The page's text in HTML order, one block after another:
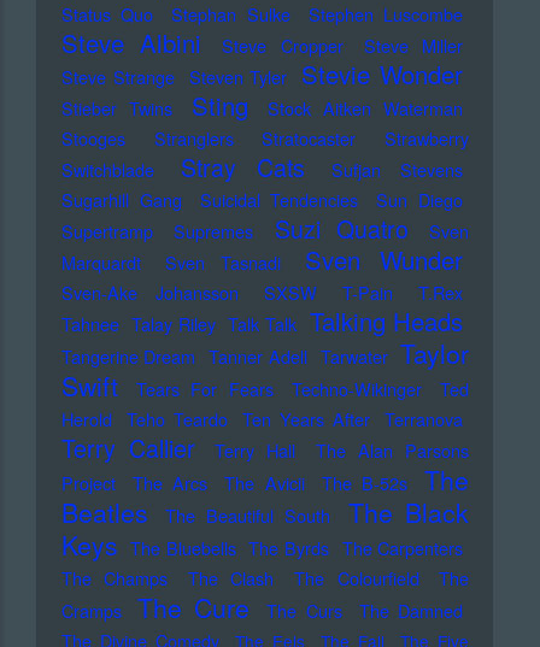
Status Quo
Stephan Sulke Stephen Luscombe
Steve Albini Steve Cropper
Steve Miller
Steve Strange Steven Tyler Stevie Wonder
Stieber Twins Sting
Stock Aitken Waterman
Stooges
Stranglers Stratocaster
Strawberry
Switchblade
Stray Cats
Sufjan Stevens
Sugarhill Gang
Suicidal Tendencies
Sun Diego
Supertramp
Supremes Suzi Quatro
Sven
Marquardt
Sven Tasnadi Sven Wunder
Sven-Ake Johansson SXSW T-Pain
T.Rex
Tahnee Talay Riley Talk Talk Talking Heads
Tangerine Dream Tanner Adell Tarwater Taylor
Swift
Tears For Fears Techno-Wikinger
Ted
Herold
Teho Teardo Ten Years After Terranova
Terry Callier Terry Hall
The Alan Parsons
Project
The Arcs The Avicii The B-52s
The
Beatles
The Beautiful South
The Black
Keys The Bluebells The Byrds The Carpenters
The Champs
The Clash The Colourfield
The
Cramps
The Cure The Curs
The Damned
The Divine Comedy
The Eels The Fall
The Five